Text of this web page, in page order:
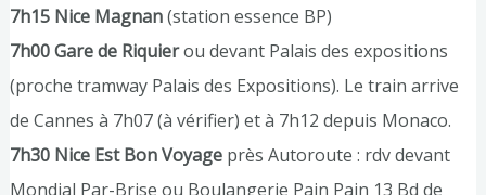
7h15 Nice Magnan(station essence BP)
7h00 Gare de Riquierou devant Palais des expositions
(proche tramway Palais des Expositions). Le train arrive
de Cannes à 7h07 (à vérifier) et à 7h12 depuis Monaco.
7h30 Nice Est Bon Voyageprès Autoroute : rdv devant
Mondial Par-Brise ou Boulangerie Pain Pain 13 Bd de